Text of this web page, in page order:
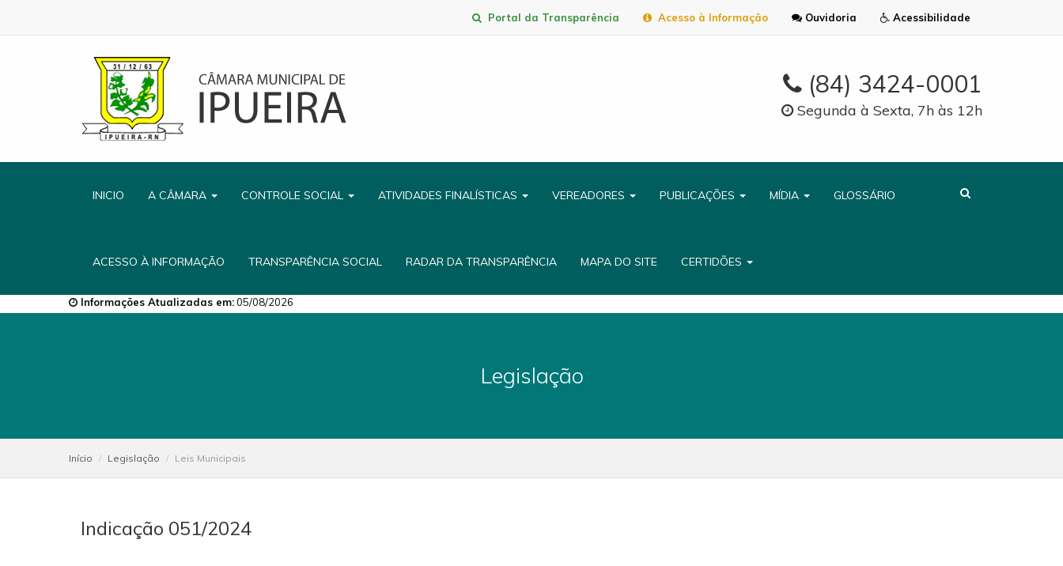
Acessibilidade
Ouvidoria
Acesso à Informação
Portal da Transparência
(84) 3424-0001
Segunda à Sexta, 7h às 12h
INICIO A CÂMARA CONTROLE SOCIAL ATIVIDADES FINALÍSTICAS VEREADORES PUBLICAÇÕES MÍDIA GLOSSÁRIO
ACESSO À INFORMAÇÃO TRANSPARÊNCIA SOCIAL RADAR DA TRANSPARÊNCIA MAPA DO SITE CERTIDÕES
Informações Atualizadas em:05/08/2026
Legislação
Início Legislação Leis Municipais
Indicação 051/2024